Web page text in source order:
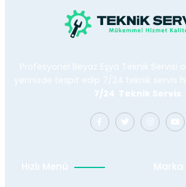
Profesyonel Beyaz Eşya Teknik Servisi
yerinizde tespit edip 7/24 teknik servis
7/24 Teknik Servis
Hızlı Menü Marka